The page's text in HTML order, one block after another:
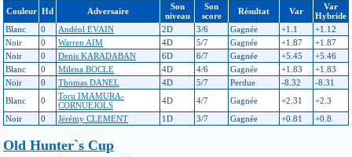
Couleur Hd Adversaire
Son
niveau
Son
score
Résultat Var
Var
Hybride
Blanc
0 Andéol EVAIN 2D 3/6 Gagnée +1.1
+1.12
Noir
0 Warren AIM 4D 5/7 Gagnée +1.87
+1.87
Noir
0 Denis KARADABAN 6D 6/7 Gagnée +5.45
+5.46
Blanc
0 Milena BOCLE 4D 4/6 Gagnée +1.83
+1.83
Noir
0 Thomas DANEL 4D 5/7 Perdue -8.32
-8.31
Blanc
0
Toru IMAMURA-
CORNUEJOLS
4D 4/7 Gagnée +2.31
+2.3
Noir
0 Jérémy CLEMENT 1D 3/7 Gagnée +0.81 +0.8
Old Hunter`s Cup